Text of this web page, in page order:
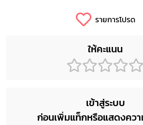
รายการโปรด
ให้คะแนน
เข้าสู่ระบบ
ก่อนเพิ่มแท็กหรือแสดงคว